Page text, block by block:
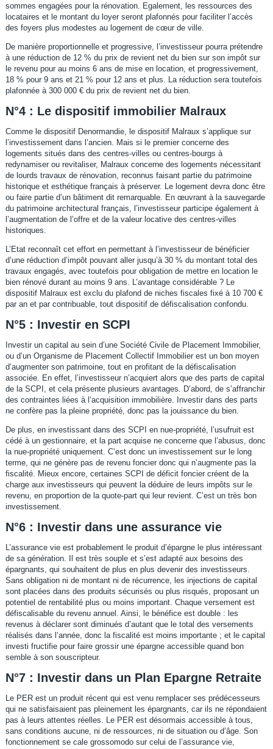
sommes engagées pour la rénovation. Egalement, les ressources des
locataires et le montant du loyer seront plafonnés pour faciliter l’accès
des foyers plus modestes au logement de cœur de ville.
De manière proportionnelle et progressive, l’investisseur pourra prétendre
à une réduction de 12 % du prix de revient net du bien sur son impôt sur
le revenu pour au moins 6 ans de mise en location, et progressivement,
18 % pour 9 ans et 21 % pour 12 ans et plus. La réduction sera toutefois
plafonnée à 300 000 € du prix de revient net du bien.
N°4 : Le dispositif immobilier Malraux
Comme le dispositif Denormandie, le dispositif Malraux s’applique sur
l’investissement dans l’ancien. Mais si le premier concerne des
logements situés dans des centres-villes ou centres-bourgs à
redynamiser ou revitaliser, Malraux concerne des logements nécessitant
de lourds travaux de rénovation, reconnus faisant partie du patrimoine
historique et esthétique français à préserver. Le logement devra donc être
ou faire partie d’un bâtiment dit remarquable. En œuvrant à la sauvegarde
du patrimoine architectural français, l’investisseur participe également à
l’augmentation de l’offre et de la valeur locative des centres-villes
historiques.
L’Etat reconnaît cet effort en permettant à l’investisseur de bénéficier
d’une réduction d’impôt pouvant aller jusqu’à 30 % du montant total des
travaux engagés, avec toutefois pour obligation de mettre en location le
bien rénové durant au moins 9 ans. L’avantage considérable ? Le
dispositif Malraux est exclu du plafond de niches fiscales fixé à 10 700 €
par an et par contribuable, tout dispositif de défiscalisation confondu.
N°5 : Investir en SCPI
Investir un capital au sein d’une Société Civile de Placement Immobilier,
ou d’un Organisme de Placement Collectif Immobilier est un bon moyen
d’augmenter son patrimoine, tout en profitant de la défiscalisation
associée. En effet, l’investisseur n’acquiert alors que des parts de capital
de la SCPI, et cela présente plusieurs avantages. D’abord, de s’affranchir
des contraintes liées à l’acquisition immobilière. Investir dans des parts
ne confère pas la pleine propriété, donc pas la jouissance du bien.
De plus, en investissant dans des SCPI en nue-propriété, l’usufruit est
cédé à un gestionnaire, et la part acquise ne concerne que l’abusus, donc
la nue-propriété uniquement. C’est donc un investissement sur le long
terme, qui ne génère pas de revenu foncier donc qui n’augmente pas la
fiscalité. Mieux encore, certaines SCPI de déficit foncier créent de la
charge aux investisseurs qui peuvent la déduire de leurs impôts sur le
revenu, en proportion de la quote-part qui leur revient. C’est un très bon
investissement.
N°6 : Investir dans une assurance vie
L’assurance vie est probablement le produit d’épargne le plus intéressant
de sa génération. Il est très souple et s’est adapté aux besoins des
épargnants, qui souhaitent de plus en plus devenir des investisseurs.
Sans obligation ni de montant ni de récurrence, les injections de capital
sont placées dans des produits sécurisés ou plus risqués, proposant un
potentiel de rentabilité plus ou moins important. Chaque versement est
défiscalisable du revenu annuel. Ainsi, le bénéfice est double : les
revenus à déclarer sont diminués d’autant que le total des versements
réalisés dans l’année, donc la fiscalité est moins importante ; et le capital
investi fructifie pour faire grossir une épargne accessible quand bon
semble à son souscripteur.
N°7 : Investir dans un Plan Epargne Retraite
Le PER est un produit récent qui est venu remplacer ses prédécesseurs
qui ne satisfaisaient pas pleinement les épargnants, car ils ne répondaient
pas à leurs attentes réelles. Le PER est désormais accessible à tous,
sans conditions aucune, ni de ressources, ni de situation ou d’âge. Son
fonctionnement se cale grossomodo sur celui de l’assurance vie,